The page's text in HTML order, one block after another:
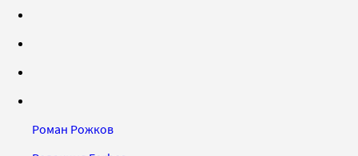
Роман Рожков